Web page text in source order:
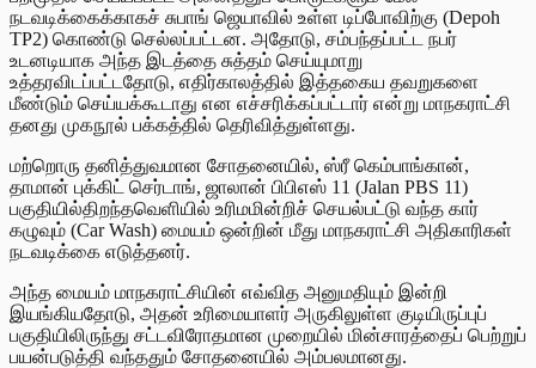
நடவடிக்கைக்காகச் சுபாங் ஜெயாவில் உள்ள டிப்போவிற்கு (Depoh
TP2) கொண்டு செல்லப்பட்டன. அதோடு, சம்பந்தப்பட்ட நபர்
உடனடியாக அந்த இடத்தை சுத்தம் செய்யுமாறு
உத்தரவிடப்பட்டதோடு, எதிர்காலத்தில் இத்தகைய தவறுகளை
மீண்டும் செய்யக்கூடாது என எச்சரிக்கப்பட்டார் என்று மாநகராட்சி
தனது முகநூல் பக்கத்தில் தெரிவித்துள்ளது.
மற்றொரு தனித்துவமான சோதனையில், ஸ்ரீ கெம்பாங்கான்,
தாமான் புக்கிட் செர்டாங், ஜாலான் பிபிஎஸ் 11 (Jalan PBS 11)
பகுதியில்திறந்தவெளியில் உரிமமின்றிச் செயல்பட்டு வந்த கார்
கழுவும் (Car Wash) மையம் ஒன்றின் மீது மாநகராட்சி அதிகாரிகள்
நடவடிக்கை எடுத்தனர்.
அந்த மையம் மாநகராட்சியின் எவ்வித அனுமதியும் இன்றி
இயங்கியதோடு, அதன் உரிமையாளர் அருகிலுள்ள குடியிருப்புப்
பகுதியிலிருந்து சட்டவிரோதமான முறையில் மின்சாரத்தைப் பெற்றுப்
பயன்படுத்தி வந்ததும் சோதனையில் அம்பலமானது.